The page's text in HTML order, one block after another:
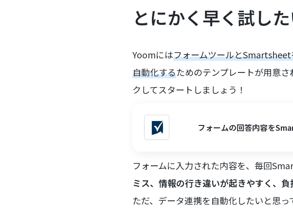
とにかく早く試し
Yoomにはフォームツールと
自動化するためのテンプレートが用意
クしてスタートしましょう！
フォームの回答内容を
フォームに入力された内容を、毎回
ミス、情報の行き違いが起きやすく、負
ただ、データ連携を自動化したいと思